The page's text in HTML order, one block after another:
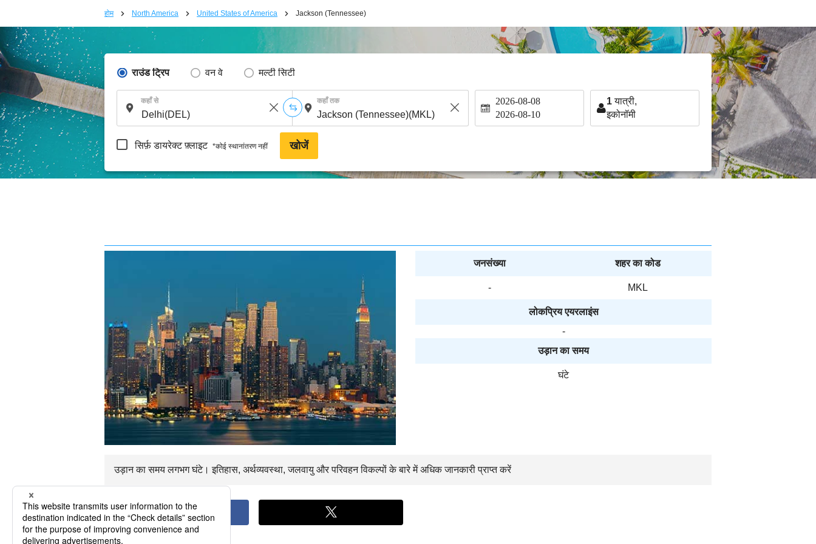
होम North America United States of America Jackson (Tennessee)
राउंड ट्रिप वन वे मल्टी सिटी
कहाँ से कहाँ तक 2026-08-08
2026-08-10
1यात्री,
इकोनॉमी
सिर्फ़ डायरेक्ट फ़्लाइट *कोई स्थानांतरण नहीं खोजें
जनसंख्या शहर का कोड
- MKL
लोकप्रिय एयरलाइंस
-
उड़ान का समय
घंटे
उड़ान का समयलगभगघंटे। इतिहास, अर्थव्यवस्था, जलवायु और परिवहन विकल्पों के बारे में अधिक जानकारी प्राप्त करें